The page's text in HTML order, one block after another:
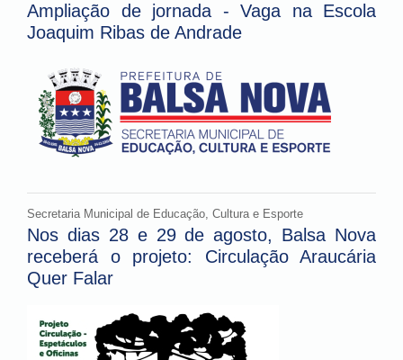
Ampliação de jornada - Vaga na Escola
Joaquim Ribas de Andrade
Secretaria Municipal de Educação, Cultura e Esporte
Nos dias 28 e 29 de agosto, Balsa Nova
receberá o projeto: Circulação Araucária
Quer Falar